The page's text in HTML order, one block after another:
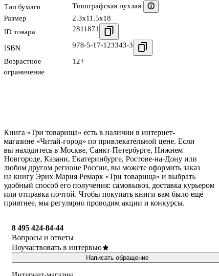
Тип бумаги
Типографская пухлая
Размер
2.3x11.5x18
ID товара
2811871
ISBN 978-5-17-123343-3
Возрастное
ограничение
12+
Книга «Три товарища» есть в наличии в интернет-
магазине «Читай-город» по привлекательной цене. Если
вы находитесь в Москве, Санкт-Петербурге, Нижнем
Новгороде, Казани, Екатеринбурге, Ростове-на-Дону или
любом другом регионе России, вы можете оформить заказ
на книгу Эрих Мария Ремарк «Три товарища» и выбрать
удобный способ его получения: самовывоз, доставка курьером
или отправка почтой. Чтобы покупать книги вам было ещё
приятнее, мы регулярно проводим акции и конкурсы.
8 495 424-84-44
Вопросы и ответы
Поучаствовать в интервью
Написать обращение